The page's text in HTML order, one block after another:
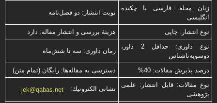
زبان مجله: فارسی با چكیده
انگلیسی
نوبت انتشار: دو فصل‌نامه
نوع انتشار: چاپی
هزینۀ بررسی و انتشار مقاله: دارد
نوع داوری: حداقل 2 داور،
دوسویه‌ناشناس
زمان داوری: سه تا شش‌ماه
درصد پذیرش مقالات: 40%
دسترسی به مقاله‌ها: رایگان (تمام متن)
نوع مقالات: قابل انتشار: علمی
پژوهشی
نشانی الكترونیك: jek@qabas.net